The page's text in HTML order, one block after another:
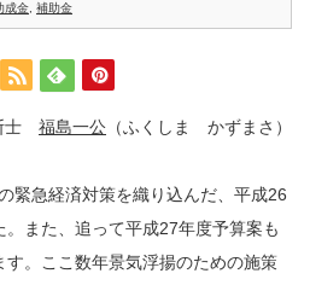
成金 補助金
士 福島一公 （ふくしま かずまさ）
緊急経済対策を織り込んだ、平成26
また、追って平成27年度予算案も
す。ここ数年景気浮揚のための施策